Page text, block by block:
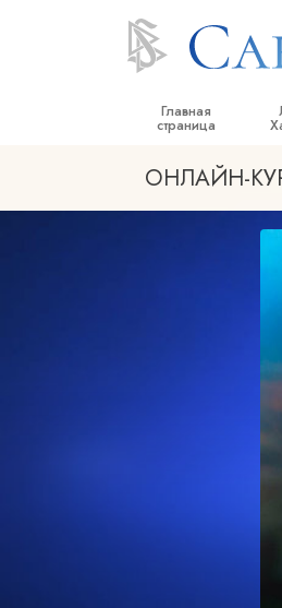
Главная
страница
ОНЛАЙН-